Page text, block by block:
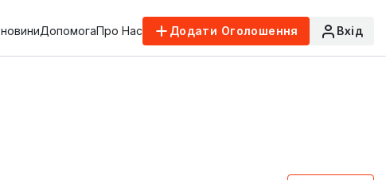
ДопомогаПро Нас Додати Оголошення Вхід